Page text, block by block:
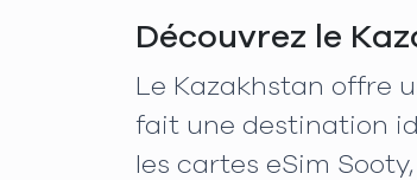
Découvrez le
Le Kazakhstan offre
fait une destination
les cartes eSim